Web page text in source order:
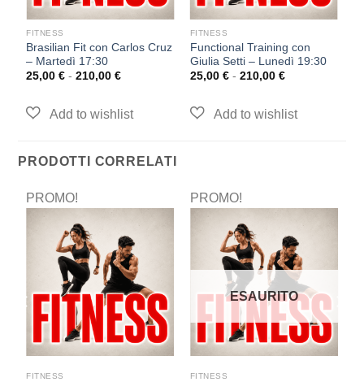
FITNESS
Brasilian Fit con Carlos Cruz
– Martedì 17:30
25,00€ - 210,00€
FITNESS
Functional Training con
Giulia Setti – Lunedì 19:30
25,00 € - 210,00 €
PRODOTTI CORRELATI
PROMO!
FITNESS
PROMO!
ESAURITO
FITNESS